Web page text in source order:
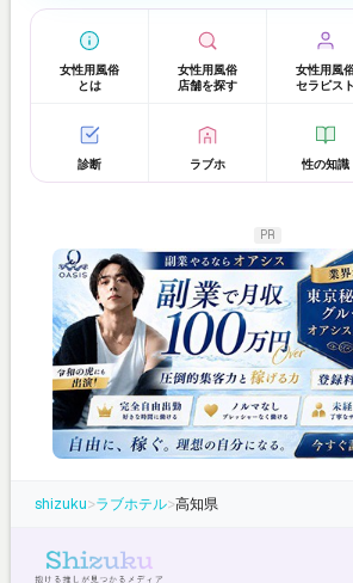
女性用風俗
とは
女性用風俗
店舗を探す
女性用風
セラピスト
診断 ラブホ 性の知識
PR
shizuku>ラブホテル>高知県